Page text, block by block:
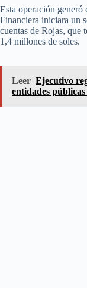
Esta operación
Financiera iniciara un
cuentas de Rojas, que
1,4 millones de soles.
Leer Ejecutivo
entidades